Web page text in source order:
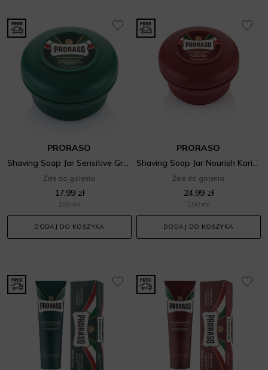
PRORASO
Shaving Soap Jar Sensitive Green Tea
Żele do golenia
17,99 zł
150 ml
DODAJ DO KOSZYKA
PRORASO
Shaving Soap Jar Nourish Karité
Żele do golenia
24,99 zł
150 ml
DODAJ DO KOSZYKA